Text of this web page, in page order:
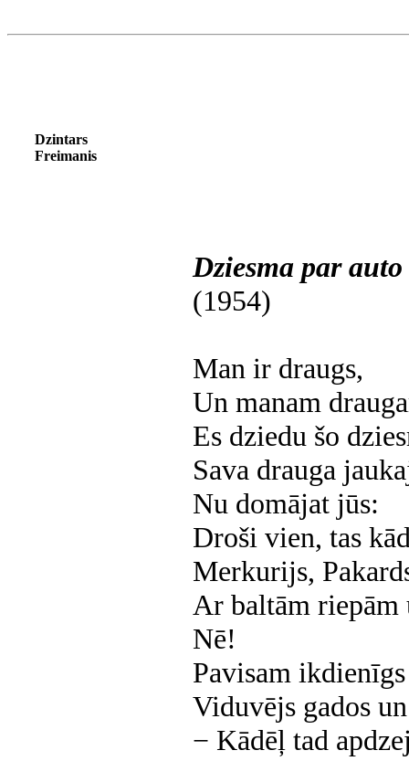
Dzintars
Freimanis
Dziesma par auto
(1954)
Man ir draugs,
Un manam
Es dziedu šo
Sava drauga
Nu domājat jūs:
Droši vien, tas
Merkurijs,
Ar baltām riepām
Nē!
Pavisam
Viduvējs gados
− Kādēļ tad